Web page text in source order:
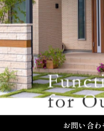
2026/05/28
唯総建伐根静岡県富士市
られていた状態だったの
に掘って…
お問い合